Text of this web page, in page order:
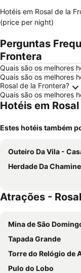
Hotéis em Rosal de la
(price per night)
Perguntas
Frontera
Quais são os melhores
Quais são os melhores
Rosal de la Frontera?
Quais são os melhores
Hotéis em
Estes hotéis também
Outeiro Da Vila - Casas De
Herdade Da Chamine
Atrações -
Mina de São
Tapada Grande
Torre do Relógio de
Pulo do Lobo